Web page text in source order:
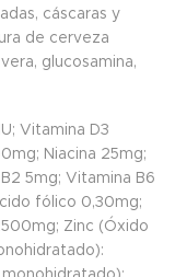
cáscaras y
de cerveza
glucosamina,
Vitamina D3
Niacina 25mg;
5mg; Vitamina B6
fólico 0,30mg;
Zinc (Óxido